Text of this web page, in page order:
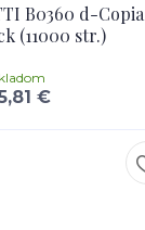
B0360 d-Copia
(11000 str.)
€